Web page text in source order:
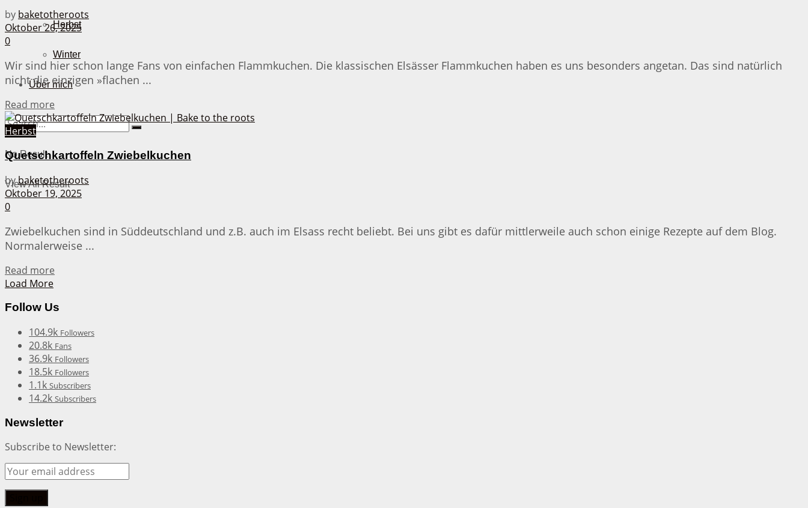
Herbst
Winter
Über mich
No Result
View All Result
by baketotheroots
Oktober 26, 2025
0
Wir sind hier schon lange Fans von einfachen Flammkuchen. Die klassischen Elsässer Flammkuchen haben es uns besonders angetan. Das sind natürlich
nicht die einzigen »flachen ...
Read more
Herbst
Quetschkartoffeln Zwiebelkuchen
bybaketotheroots
Oktober 19, 2025
0
Zwiebelkuchen sind in Süddeutschland und z.B. auch im Elsass recht beliebt. Bei uns gibt es dafür mittlerweile auch schon einige Rezepte auf dem Blog.
Normalerweise ...
Read more
Load More
Follow Us
104.9k Followers
20.8k Fans
36.9k Followers
18.5k Followers
1.1k Subscribers
14.2k Subscribers
Newsletter
Subscribe to Newsletter: